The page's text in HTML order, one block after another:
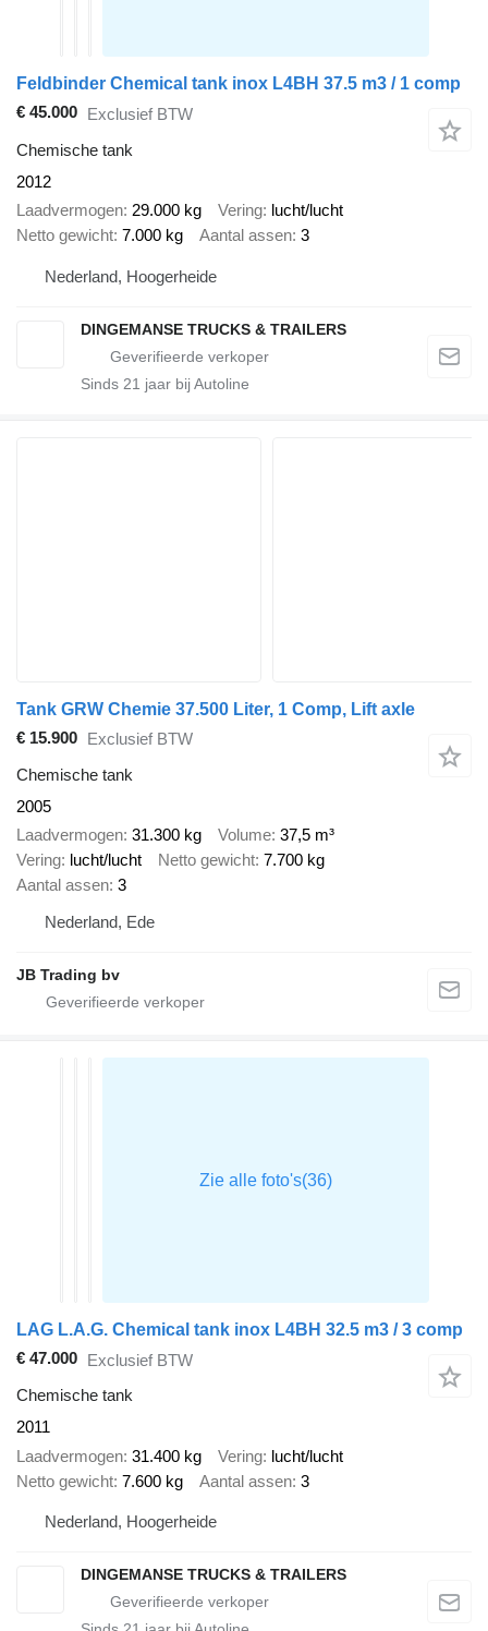
Feldbinder Chemical tank inox L4BH 37.5 m3 / 1 comp
€ 45.000 Exclusief BTW
Chemische tank
2012
Laadvermogen 29.000 kg Vering lucht/lucht
Netto gewicht 7.000 kg Aantal assen 3
Nederland, Hoogerheide
DINGEMANSE TRUCKS & TRAILERS
Sinds 21 jaar bij Autoline
Tank GRW Chemie 37.500 Liter, 1 Comp, Lift axle
€ 15.900 Exclusief BTW
Chemische tank
2005
Laadvermogen 31.300 kg Volume 37,5 m³
Vering lucht/lucht Netto gewicht 7.700 kg
Aantal assen 3
Nederland, Ede
JB Trading bv
LAG L.A.G. Chemical tank inox L4BH 32.5 m3 / 3 comp
€ 47.000 Exclusief BTW
Chemische tank
2011
Laadvermogen 31.400 kg Vering lucht/lucht
Netto gewicht 7.600 kg Aantal assen 3
Nederland, Hoogerheide
DINGEMANSE TRUCKS & TRAILERS